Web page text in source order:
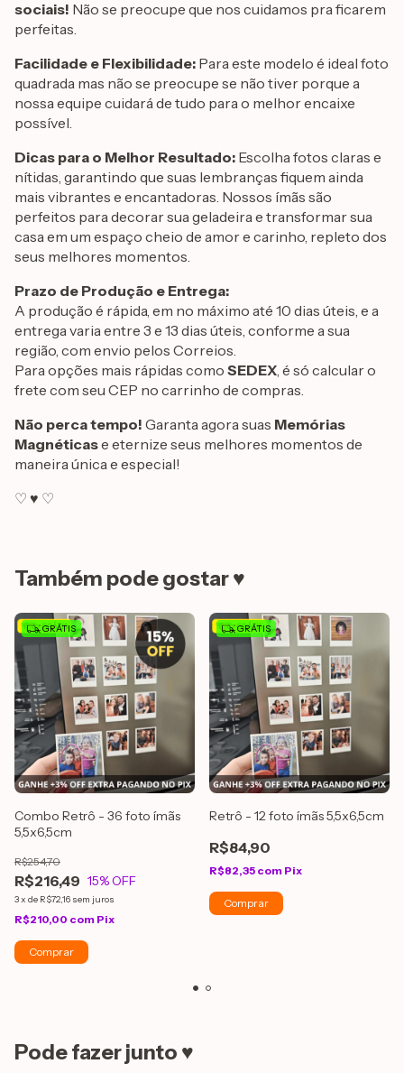
sociais! Não se preocupe que nos cuidamos pra ficarem
perfeitas.
Facilidade e Flexibilidade: Para este modelo é ideal foto
quadrada mas não se preocupe se não tiver porque a
nossa equipe cuidará de tudo para o melhor encaixe
possível.
Dicas para o Melhor Resultado: Escolha fotos claras e
nítidas, garantindo que suas lembranças fiquem ainda
mais vibrantes e encantadoras. Nossos ímãs são
perfeitos para decorar sua geladeira e transformar sua
casa em um espaço cheio de amor e carinho, repleto dos
seus melhores momentos.
Prazo de Produção e Entrega:
A produção é rápida, em no máximo até 10 dias úteis, e a
entrega varia entre 3 e 13 dias úteis, conforme a sua
região, com envio pelos Correios.
Para opções mais rápidas como SEDEX, é só calcular o
frete com seu CEP no carrinho de compras.
Não perca tempo! Garanta agora suas Memórias
Magnéticase eternize seus melhores momentos de
maneira única e especial!
♡ ♥ ♡
Também pode gostar ♥
GRÁTIS
Combo Retrô - 36 foto ímãs
5,5x6,5cm
R$216,49
R$254,70
15% OFF
3x de R$72,16 sem juros
R$210,00 com Pix
GRÁTIS
Retrô - 12 foto ímãs 5,5x6,5cm
R$84,90
R$82,35 com Pix
Pode fazer junto ♥